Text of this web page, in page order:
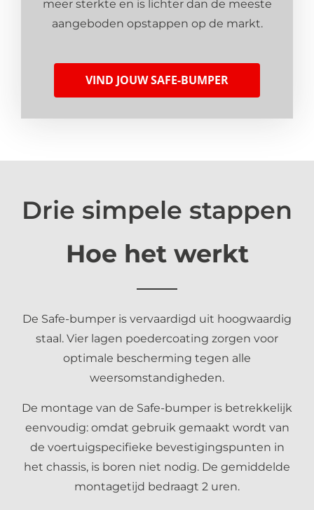
meer sterkte en is lichter dan de meeste
aangeboden opstappen op de markt.
VIND JOUW SAFE-BUMPER
Drie simpele stappen
Hoe het werkt
De Safe-bumper is vervaardigd uit hoogwaardig
staal. Vier lagen poedercoating zorgen voor
optimale bescherming tegen alle
weersomstandigheden.
De montage van de Safe-bumper is betrekkelijk
eenvoudig: omdat gebruik gemaakt wordt van
de voertuigspecifieke bevestigingspunten in
het chassis, is boren niet nodig. De gemiddelde
montagetijd bedraagt 2 uren.